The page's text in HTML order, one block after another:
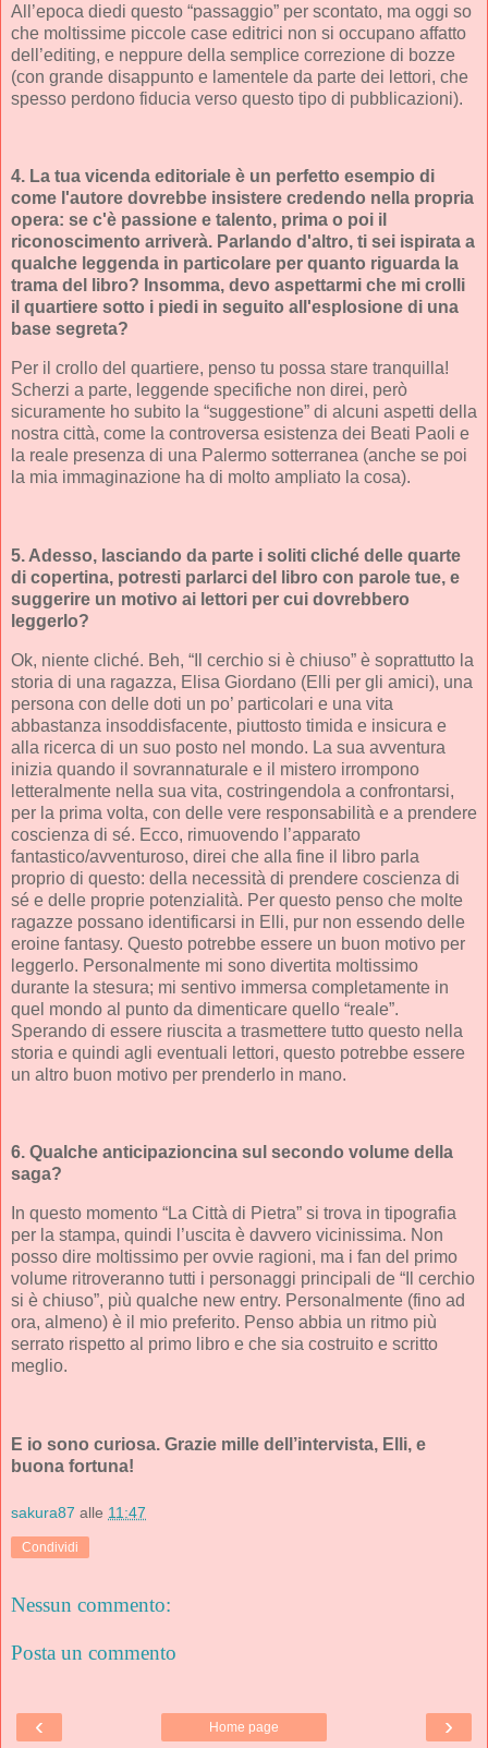
All’epoca diedi questo “passaggio” per scontato, ma oggi so
che moltissime piccole case editrici non si occupano affatto
dell’editing, e neppure della semplice correzione di bozze
(con grande disappunto e lamentele da parte dei lettori, che
spesso perdono fiducia verso questo tipo di pubblicazioni).
4. La tua vicenda editoriale è un perfetto esempio di
come l'autore dovrebbe insistere credendo nella propria
opera: se c'è passione e talento, prima o poi il
riconoscimento arriverà. Parlando d'altro, ti sei ispirata a
qualche leggenda in particolare per quanto riguarda la
trama del libro? Insomma, devo aspettarmi che mi crolli
il quartiere sotto i piedi in seguito all'esplosione di una
base segreta?
Per il crollo del quartiere, penso tu possa stare tranquilla!
Scherzi a parte, leggende specifiche non direi, però
sicuramente ho subito la “suggestione” di alcuni aspetti della
nostra città, come la controversa esistenza dei Beati Paoli e
la reale presenza di una Palermo sotterranea (anche se poi
la mia immaginazione ha di molto ampliato la cosa).
5. Adesso, lasciando da parte i soliti cliché delle quarte
di copertina, potresti parlarci del libro con parole tue, e
suggerire un motivo ai lettori per cui dovrebbero
leggerlo?
Ok, niente cliché. Beh, “Il cerchio si è chiuso” è soprattutto la
storia di una ragazza, Elisa Giordano (Elli per gli amici), una
persona con delle doti un po’ particolari e una vita
abbastanza insoddisfacente, piuttosto timida e insicura e
alla ricerca di un suo posto nel mondo. La sua avventura
inizia quando il sovrannaturale e il mistero irrompono
letteralmente nella sua vita, costringendola a confrontarsi,
per la prima volta, con delle vere responsabilità e a prendere
coscienza di sé. Ecco, rimuovendo l’apparato
fantastico/avventuroso, direi che alla fine il libro parla
proprio di questo: della necessità di prendere coscienza di
sé e delle proprie potenzialità. Per questo penso che molte
ragazze possano identificarsi in Elli, pur non essendo delle
eroine fantasy. Questo potrebbe essere un buon motivo per
leggerlo. Personalmente mi sono divertita moltissimo
durante la stesura; mi sentivo immersa completamente in
quel mondo al punto da dimenticare quello “reale”.
Sperando di essere riuscita a trasmettere tutto questo nella
storia e quindi agli eventuali lettori, questo potrebbe essere
un altro buon motivo per prenderlo in mano.
6. Qualche anticipazioncina sul secondo volume della
saga?
In questo momento “La Città di Pietra” si trova in tipografia
per la stampa, quindi l’uscita è davvero vicinissima. Non
posso dire moltissimo per ovvie ragioni, ma i fan del primo
volume ritroveranno tutti i personaggi principali de “Il cerchio
si è chiuso”, più qualche new entry. Personalmente (fino ad
ora, almeno) è il mio preferito. Penso abbia un ritmo più
serrato rispetto al primo libro e che sia costruito e scritto
meglio.
E io sono curiosa. Grazie mille dell’intervista, Elli, e
buona fortuna!
sakura87 alle 11:47
Condividi
Nessun commento:
Posta un commento
‹ ›
Home page